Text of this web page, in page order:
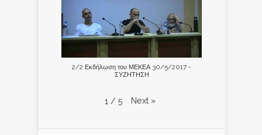
2/2 Εκδήλωση του ΜΕΚΕΑ 30/5/2017 -
ΣΥΖΗΤΗΣΗ
1 / 5 Next »